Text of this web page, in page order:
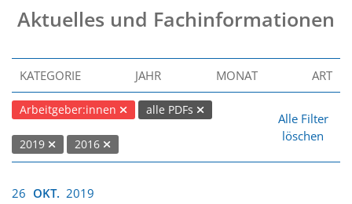
Aktuelles und Fachinformationen
KATEGORIE JAHR MONAT ART
Arbeitgeber:innen alle PDFs
2019 2016
Alle Filter
löschen
26 OKT. 2019